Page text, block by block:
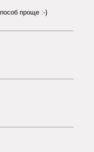
проще :-)